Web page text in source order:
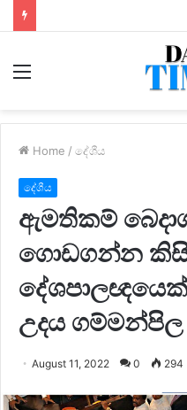
Menu
Home / දේශීය
දේශීය
ඇමතිකම්
ගොඩගන්න
උදය ගම්මන්පිල
August 11, 2022 0 294